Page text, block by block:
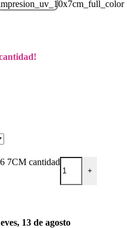
7CM cantidad
+
13 de agosto